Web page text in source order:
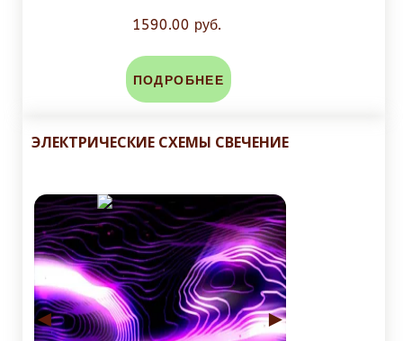
1590.00 руб.
ПОДРОБНЕЕ
ЭЛЕКТРИЧЕСКИЕ СХЕМЫ СВЕЧЕНИЕ
◄ ►